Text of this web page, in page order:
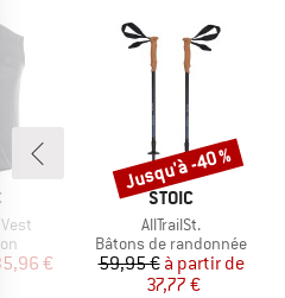
réduit
€
MARQUE
STOIC
Article
AllTrailSt.
Product group
Bâtons de randonnée
Prix
59,95 € Prix réduit
à partir de
37,77 €
Remise
Jusqu'à -40 %